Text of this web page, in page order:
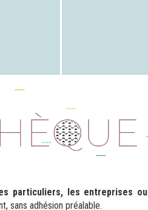
particuliers, les entreprises ou
sans adhésion préalable.